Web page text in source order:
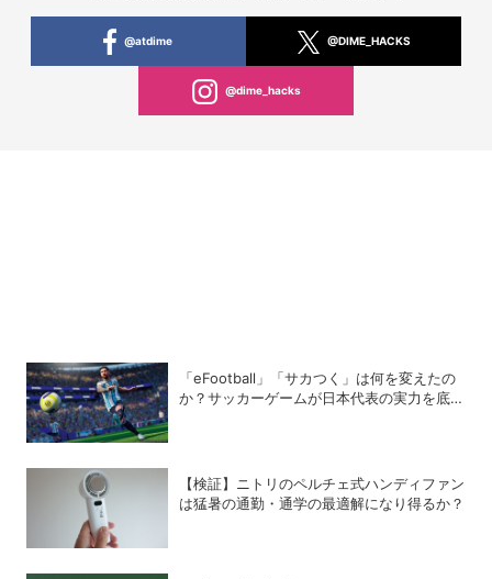
@atdime @DIME_HACKS
@dime_hacks
「eFootball」「サカつく」は何を変えたの
か？サッカーゲームが日本代表の実力を底上
【検証】ニトリのペルチェ式ハンディファン
は猛暑の通勤・通学の最適解になり得るか？